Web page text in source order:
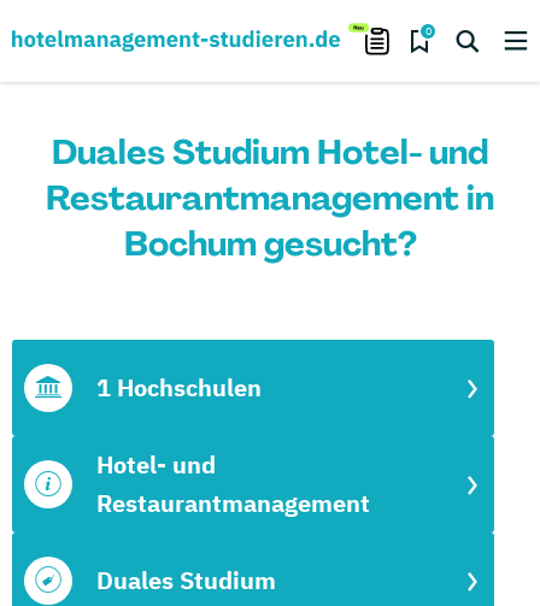
0
Duales Studium Hotel- und
Restaurantmanagement in
Bochum gesucht?
Duales Studium
Hotel- und
Restaurantmanagement
1 Hochschulen